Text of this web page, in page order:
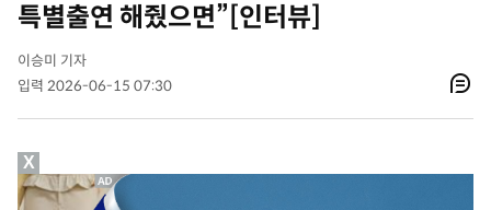
특별출연 해줬으면”[인터뷰]
이승미 기자
입력 2026-06-15 07:30
X